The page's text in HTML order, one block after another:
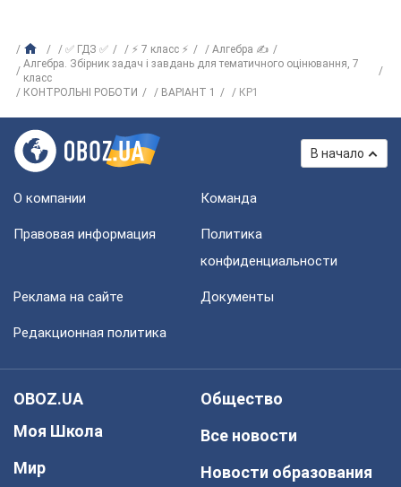
✅ ГДЗ ✅ ⚡ 7 класс ⚡
Алгебра ✍
Алгебра. Збірник задач і завдань для тематичного оцінювання, 7
класс
КОНТРОЛЬНІ РОБОТИ
ВАРІАНТ 1 КР1
В начало
О компании Команда
Правовая информация
Политика
конфиденциальности
Реклама на сайте Документы
Редакционная политика
OBOZ.UA
Моя Школа
Мир
Общество
Все новости
Новости образования